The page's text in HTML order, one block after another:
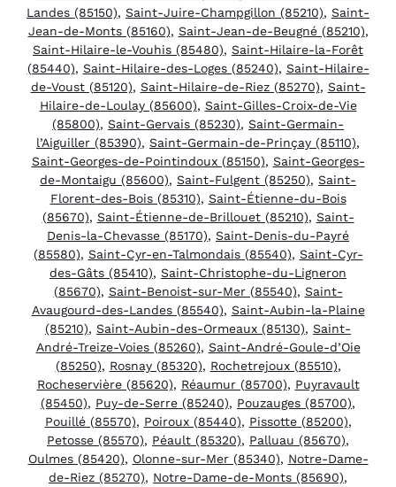
Landes (85150), Saint-Juire-Champgillon (85210), Saint-
Jean-de-Monts (85160), Saint-Jean-de-Beugné (85210),
Saint-Hilaire-le-Vouhis (85480), Saint-Hilaire-la-Forêt
(85440), Saint-Hilaire-des-Loges (85240), Saint-Hilaire-
de-Voust (85120), Saint-Hilaire-de-Riez (85270), Saint-
Hilaire-de-Loulay (85600), Saint-Gilles-Croix-de-Vie
(85800), Saint-Gervais (85230), Saint-Germain-
l’Aiguiller (85390), Saint-Germain-de-Prinçay (85110),
Saint-Georges-de-Pointindoux (85150), Saint-Georges-
de-Montaigu (85600), Saint-Fulgent (85250), Saint-
Florent-des-Bois (85310), Saint-Étienne-du-Bois
(85670), Saint-Étienne-de-Brillouet (85210), Saint-
Denis-la-Chevasse (85170), Saint-Denis-du-Payré
(85580), Saint-Cyr-en-Talmondais (85540), Saint-Cyr-
des-Gâts (85410), Saint-Christophe-du-Ligneron
(85670), Saint-Benoist-sur-Mer (85540), Saint-
Avaugourd-des-Landes (85540), Saint-Aubin-la-Plaine
(85210), Saint-Aubin-des-Ormeaux (85130), Saint-
André-Treize-Voies (85260), Saint-André-Goule-d’Oie
(85250), Rosnay (85320), Rochetrejoux (85510),
Rocheservière (85620), Réaumur (85700), Puyravault
(85450), Puy-de-Serre (85240), Pouzauges (85700),
Pouillé (85570), Poiroux (85440), Pissotte (85200),
Petosse (85570), Péault (85320), Palluau (85670),
Oulmes (85420), Olonne-sur-Mer (85340), Notre-Dame-
de-Riez (85270), Notre-Dame-de-Monts (85690),